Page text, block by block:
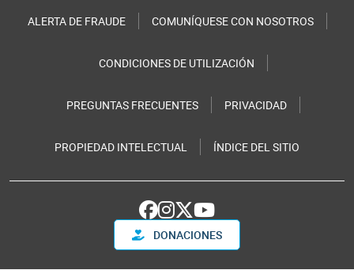
ALERTA DE FRAUDE COMUNÍQUESE CON NOSOTROS
CONDICIONES DE UTILIZACIÓN
PREGUNTAS FRECUENTES PRIVACIDAD
PROPIEDAD INTELECTUAL ÍNDICE DEL SITIO
DONACIONES